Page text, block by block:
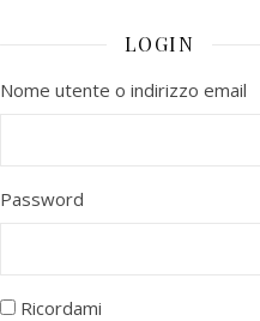
LOGIN
Nome utente o indirizzo email
Password
Ricordami